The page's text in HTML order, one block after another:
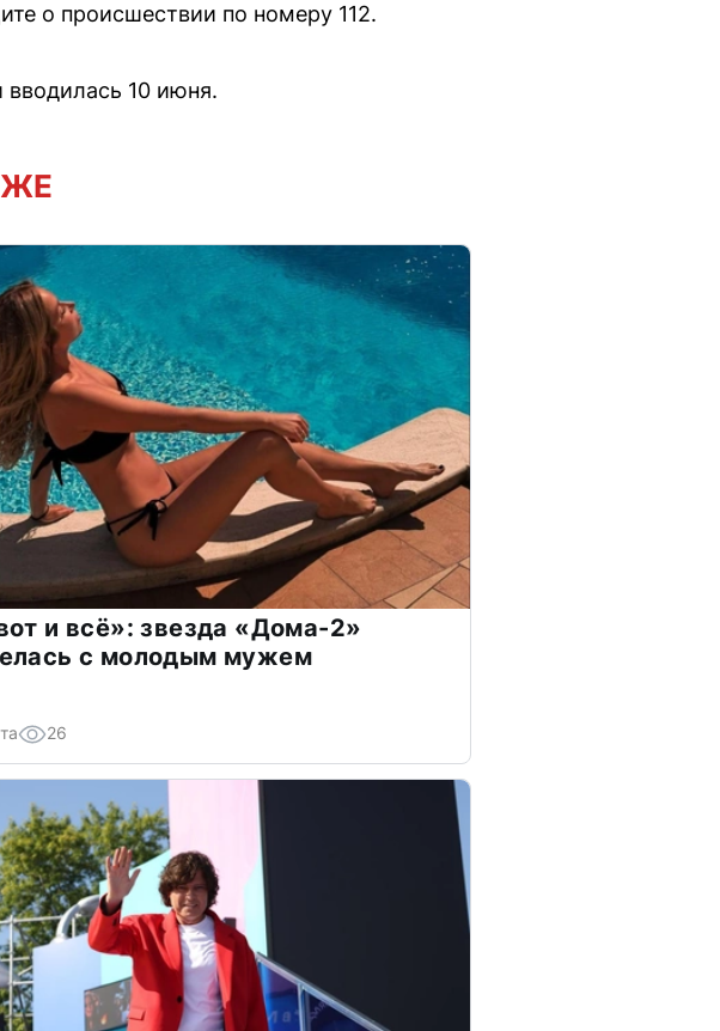
о происшествии по номеру 112.
10 июня.
и всё»: звезда «Дома-2»
с молодым мужем
26